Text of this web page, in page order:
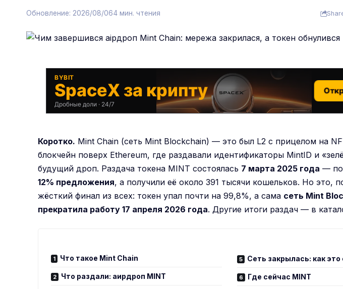
Обновление: 2026/08/064 мин. чтения
BYBIT
SpaceX за крипту
Дробные доли · 24/7
Коротко. Mint Chain (сеть Mint Blockchain) — это был L2 с прицелом на
блокчейн поверх Ethereum, где раздавали идентификаторы MintID и
будущий дроп. Раздача токена MINT состоялась 7 марта 2025 года —
12% предложения, а получили её около 391 тысячи кошельков. Но это,
жёсткий финал из всех: токен упал почти на 99,8%, а сама сеть Mint
прекратила работу 17 апреля 2026 года. Другие итоги раздач — в
Что такое Mint Chain
Что раздали: аирдроп MINT
Сеть закрылась: как это
Где сейчас MINT